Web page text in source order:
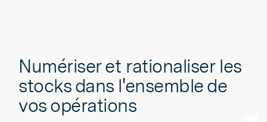
Numériser et rationaliser les
stocks dans l'ensemble de
vos opérations